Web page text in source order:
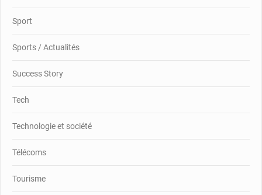
Sport
Sports / Actualités
Success Story
Tech
Technologie et société
Télécoms
Tourisme